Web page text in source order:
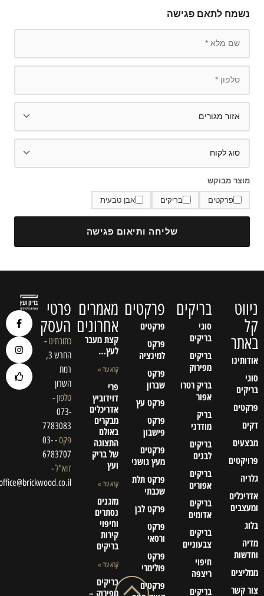
נשמח לתאם פגישה
מוצר מבוקש
פרקטים בריקים אבן טבעית
שליחה ותיאום פגישה
ניווט
קל
באתר
אודותינו
סוגי
בריקים
פרקטים
דקים
מבצעים
פרויקטים
גלריה
אדריכלים
ומעצבים
בלוג
מדיה
וחדשות
ממליצים
צור קשר
בריקים
סוגי
בריקים
בריקים
מפירוק
בריק רטרו
אפור
בריק
מודרני
בריקים
לבנים
בריקים
אפורים
בריקים
אדומים
בריקים
צבעוניים
חיפוי
ריצפה
בריקים
פרקטים
פרקטים
פרקט
למינציה
פרקט
שברון
פרקט עץ
פרקט
פישבון
פרקטים
מעץ גושני
פרקט תלת
שכבתי
פרקט לבן
פרקט
ורסאי
פרקט
פולימרי
פרקטים
מאמרים
אחרונים
קצת מעבר
לעץ…
קרא עוד »
פרי
דוידוביץ
אדריכלים
מבקרים
באולם
התצוגה
של בריק
ועץ
קרא עוד »
מזגנים
נסתרים
וחיפוי
קירות
בריקים
קרא עוד »
בריקים
מפירוק –
פרטי
העסק
כתובתינו-
החרש 3,
רמת
השרון
טלפון-
073-
7783083
פקס
- 03-
6783707
דוא"ל-
office@brickwood.co.il